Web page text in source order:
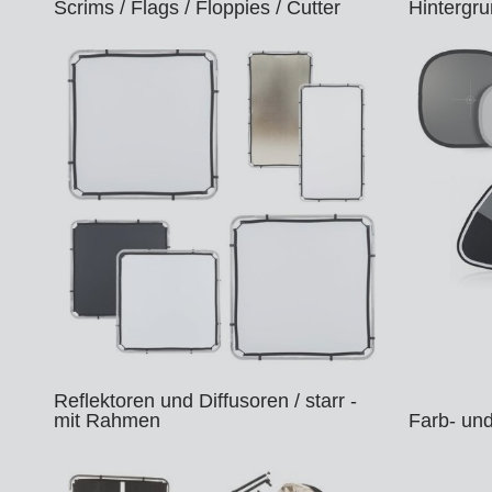
Scrims / Flags / Floppies / Cutter
Reflektoren und Diffusoren / starr -
mit Rahmen
Farb-